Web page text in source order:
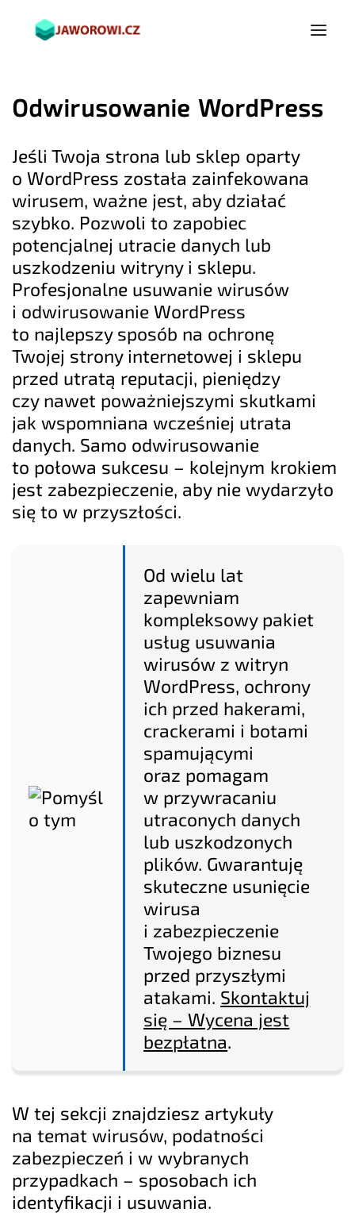
Odwirusowanie WordPress
Jeśli Twoja strona lub sklep oparty
o WordPress została zainfekowana
wirusem, ważne jest, aby działać
szybko. Pozwoli to zapobiec
potencjalnej utracie danych lub
uszkodzeniu witryny i sklepu.
Profesjonalne usuwanie wirusów
i odwirusowanie WordPress
to najlepszy sposób na ochronę
Twojej strony internetowej i sklepu
przed utratą reputacji, pieniędzy
czy nawet poważniejszymi skutkami
jak wspomniana wcześniej utrata
danych. Samo odwirusowanie
to połowa sukcesu – kolejnym krokiem
jest zabezpieczenie, aby nie wydarzyło
się to w przyszłości.
Od wielu lat
zapewniam
kompleksowy pakiet
usług usuwania
wirusów z witryn
WordPress, ochrony
ich przed hakerami,
crackerami i botami
spamującymi
oraz pomagam
w przywracaniu
utraconych danych
lub uszkodzonych
plików. Gwarantuję
skuteczne usunięcie
wirusa
i zabezpieczenie
Twojego biznesu
przed przyszłymi
atakami. Skontaktuj
się – Wycena jest
bezpłatna.
W tej sekcji znajdziesz artykuły
na temat wirusów, podatności
zabezpieczeń i w wybranych
przypadkach – sposobach ich
identyfikacji i usuwania.